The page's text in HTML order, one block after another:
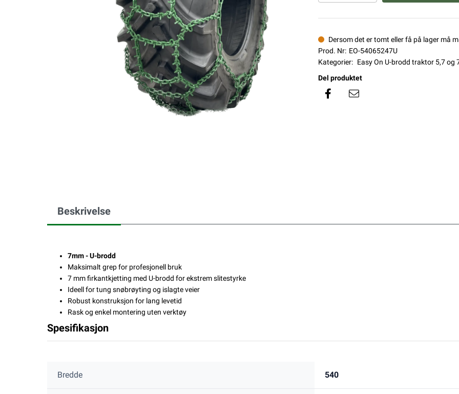
Dersom det er tomt eller få på lager må
Prod. Nr: EO-54065247U
Kategorier: Easy On U-brodd traktor 5,7 og
Del produktet
Beskrivelse
7mm - U-brodd
Maksimalt grep for profesjonell bruk
7 mm firkantkjetting med U-brodd for ekstrem slitestyrke
Ideell for tung snøbrøyting og islagte veier
Robust konstruksjon for lang levetid
Rask og enkel montering uten verktøy
Spesifikasjon
Bredde 540